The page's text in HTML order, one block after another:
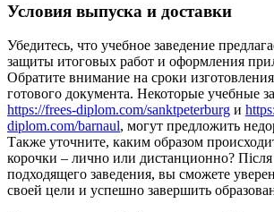
Условия выпуска и доставки
Убедитесь, что учебное заведение
защиты итоговых работ и оформления
Обратите внимание на сроки
готового документа. Некоторые учебные
https://frees-diplom.com/sanktpeterburg и
diplom.com/barnaul, могут предложить
Также уточните, каким образом
корочки – лично или дистанционно?
подходящего заведения, вы сможете
своей цели и успешно завершить